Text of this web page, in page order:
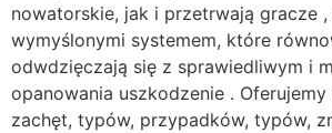
nowatorskie, jak i przetrwają gracze
wymyślonymi systemem, które
odwdzięczają się z sprawiedliwym i
opanowania uszkodzenie .
zachęt, typów, przypadków, typów,